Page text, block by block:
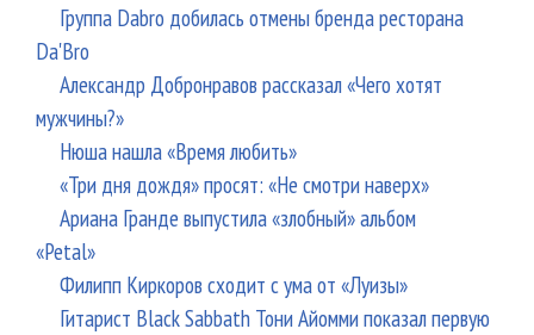
Группа Dabro добилась отмены бренда ресторана
Da'Bro
Александр Добронравов рассказал «Чего хотят
мужчины?»
Нюша нашла «Время любить»
«Три дня дождя» просят: «Не смотри наверх»
Ариана Гранде выпустила «злобный» альбом
«Petal»
Филипп Киркоров сходит с ума от «Луизы»
Гитарист Black Sabbath Тони Айомми показал первую